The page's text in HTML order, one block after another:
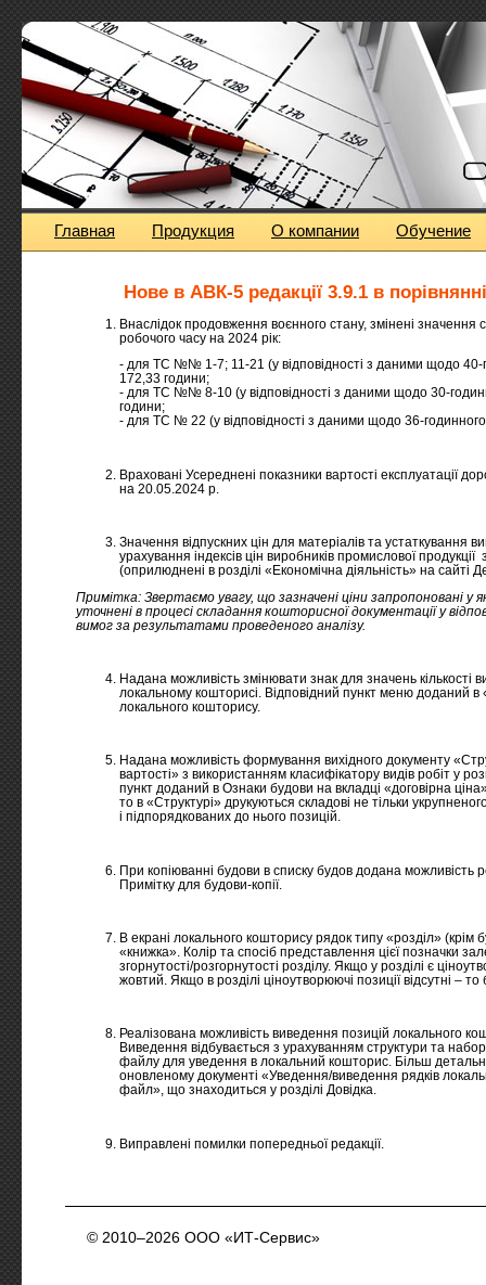
Главная Продукция О компании Обучение
Нове в АВК-5 редакції 3.9.1 в
Внаслідок продовження воєнного стану, змінені значення
робочого часу на 2024 рік:
- для ТС №№ 1-7; 11-21 (у відповідності з даними щодо 40-
172,33 години;
- для ТС №№ 8-10 (у відповідності з даними щодо 30-
години;
- для ТС № 22 (у відповідності з даними щодо 36-
Враховані Усереднені показники вартості експлуатації
на 20.05.2024 р.
Значення відпускних цін для матеріалів та устаткування
урахування індексів цін виробників промислової
(оприлюднені в розділі «Економічна діяльність» на сайті
Примітка: Звертаємо увагу, що зазначені ціни запропоновані у
уточнені в процесі складання кошторисної документації у
вимог за результатами проведеного аналізу.
Надана можливість змінювати знак для значень кількості
локальному кошторисі. Відповідний пункт меню доданий
локального кошторису.
Надана можливість формування вихідного документу
вартості» з використанням класифікатору видів робіт у
пункт доданий в Ознаки будови на вкладці «договірна
то в «Структурі» друкуються складові не тільки
і підпорядкованих до нього позицій.
При копіюванні будови в списку будов додана можливість
Примітку для будови-копії.
В екрані локального кошторису рядок типу «розділ»
«книжка». Колір та спосіб представлення цієї позначки
згорнутості/розгорнутості розділу. Якщо у розділі є
жовтий. Якщо в розділі ціноутворюючі позиції відсутні – то
Реалізована можливість виведення позицій локального
Виведення відбувається з урахуванням структури та
файлу для уведення в локальний кошторис. Більш
оновленому документі «Уведення/виведення рядків
файл», що знаходиться у розділі Довідка.
Виправлені помилки попередньої редакції.
© 2010–2026 ООО «ИТ-Сервис»